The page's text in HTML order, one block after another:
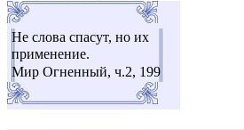
Не слова спасут, но их
применение.
Мир Огненный, ч.2, 199